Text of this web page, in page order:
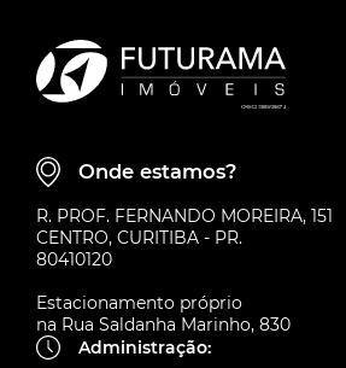
Onde estamos?
R. PROF. FERNANDO MOREIRA, 151
CENTRO, CURITIBA - PR.
80410120
Estacionamento próprio
na Rua Saldanha Marinho, 830
Administração: